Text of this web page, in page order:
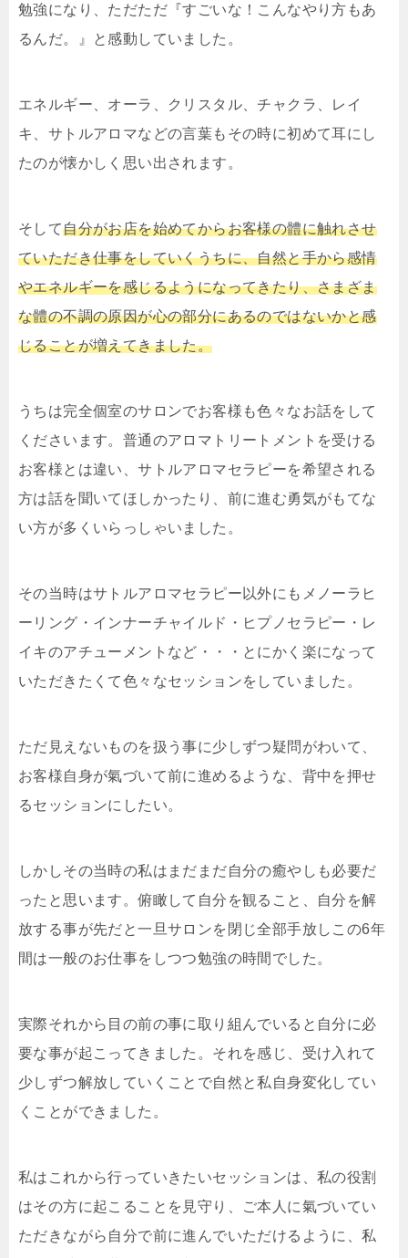
勉強になり、ただただ『すごいな！こんなやり方もあ
るんだ。』と感動していました。
エネルギー、オーラ、クリスタル、チャクラ、レイ
キ、サトルアロマなどの言葉もその時に初めて耳にし
たのが懐かしく思い出されます。
そして自分がお店を始めてからお客様の體に触れさせ
ていただき仕事をしていくうちに、自然と手から感情
やエネルギーを感じるようになってきたり、さまざま
な體の不調の原因が心の部分にあるのではないかと感
じることが増えてきました。
うちは完全個室のサロンでお客様も色々なお話をして
くださいます。 普通のアロマトリートメントを受ける
お客様とは違い、サトルアロマセラピーを希望される
方は話を聞いてほしかったり、前に進む勇気がもてな
い方が多くいらっしゃいました。
その当時はサトルアロマセラピー以外にもメノーラヒ
ーリング・インナーチャイルド・ヒプノセラピー・レ
イキのアチューメントなど・・・とにかく楽になって
いただきたくて色々なセッションをしていました。
ただ見えないものを扱う事に少しずつ疑問がわいて、
お客様自身が氣づいて前に進めるような、背中を押せ
るセッションにしたい。
しかしその当時の私はまだまだ自分の癒やしも必要だ
ったと思います。俯瞰して自分を観ること、自分を解
放する事が先だと一旦サロンを閉じ全部手放しこの6年
間は一般のお仕事をしつつ勉強の時間でした。
実際それから目の前の事に取り組んでいると自分に必
要な事が起こってきました。それを感じ、受け入れて
少しずつ解放していくことで自然と私自身変化してい
くことができました。
私はこれから行っていきたいセッションは 、私の役割
はその方に起こることを見守り、ご本人に氣づいてい
ただきながら自分で前に進んでいただけるように、私